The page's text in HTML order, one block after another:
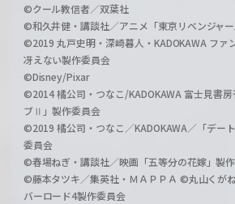
©クール教信者／双葉社
©和久井健・講談社／アニメ「東京リベンジャ
©2019 丸戸史明・深崎暮人・KADOKAWA ファ
冴えない製作委員会
©Disney/Pixar
©2014 橘公司・つなこ/KADOKAWA 富士見書
ブⅡ」製作委員会
©2019 橘公司・つなこ／KADOKAWA／「デー
委員会
©春場ねぎ・講談社／映画「五等分の花嫁」製
©藤本タツキ／集英社・ＭＡＰＰＡ ©丸山くが
バーロード4製作委員会